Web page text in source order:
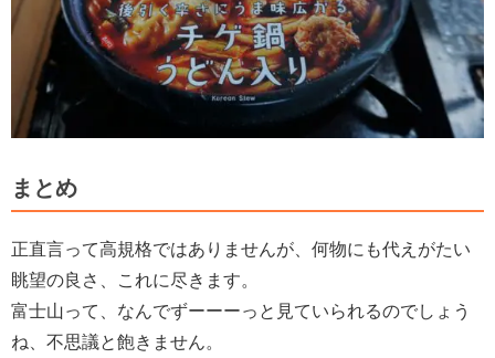
まとめ
正直言って高規格ではありませんが、何物にも代えがたい
眺望の良さ、これに尽きます。
富士山って、なんでずーーーっと見ていられるのでしょう
ね、不思議と飽きません。